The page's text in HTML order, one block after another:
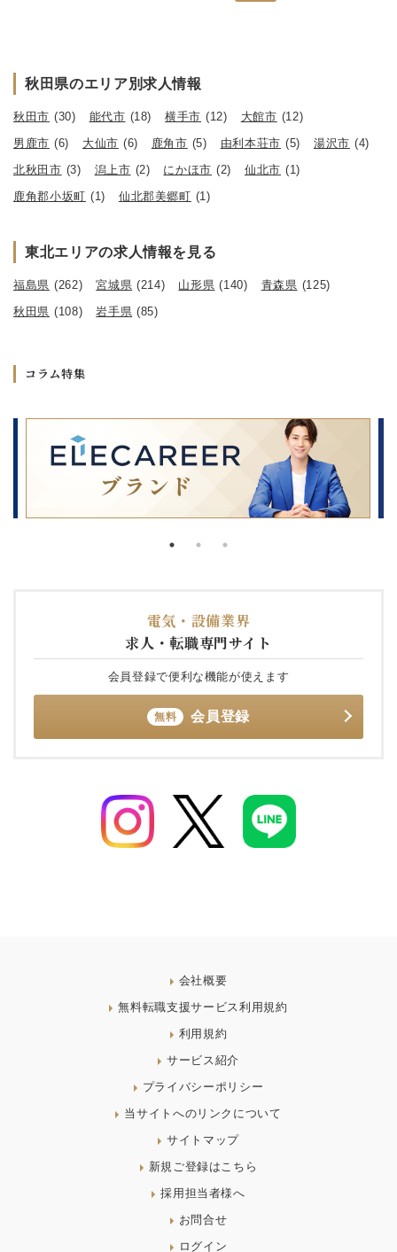
秋田県のエリア別求人情報
秋田市 (30) 能代市 (18) 横手市 (12) 大館市 (12)
男鹿市 (6) 大仙市 (6) 鹿角市 (5) 由利本荘市 (5) 湯沢市 (4)
北秋田市 (3) 潟上市 (2) にかほ市 (2) 仙北市 (1)
鹿角郡小坂町 (1) 仙北郡美郷町 (1)
東北エリアの求人情報を見る
福島県 (262) 宮城県 (214) 山形県 (140) 青森県 (125)
秋田県 (108) 岩手県 (85)
コラム特集
電気・設備業界
求人・転職専門サイト
会員登録で便利な機能が使えます
無料 会員登録
会社概要
無料転職支援サービス利用規約
利用規約
サービス紹介
プライバシーポリシー
当サイトへのリンクについて
サイトマップ
新規ご登録はこちら
採用担当者様へ
お問合せ
ログイン